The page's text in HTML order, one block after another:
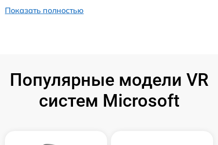
Показать полностью
Популярные модели VR
систем Microsoft